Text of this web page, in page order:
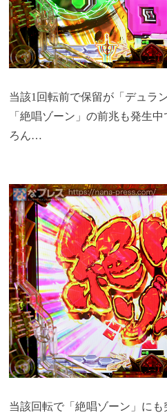
当該1回転前で保留が「デュラ
「絶唱ゾーン」の前兆も発生
ろん…
当該回転で「絶唱ゾーン」にも